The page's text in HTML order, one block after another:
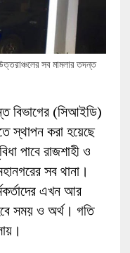
সব মামলার তদন্ত
বিভাগের (সিআইডি)
স্থাপন করা হয়েছে
পাবে রাজশাহী ও
সব থানা।
এখন আর
সময় ও অর্থ। গতি